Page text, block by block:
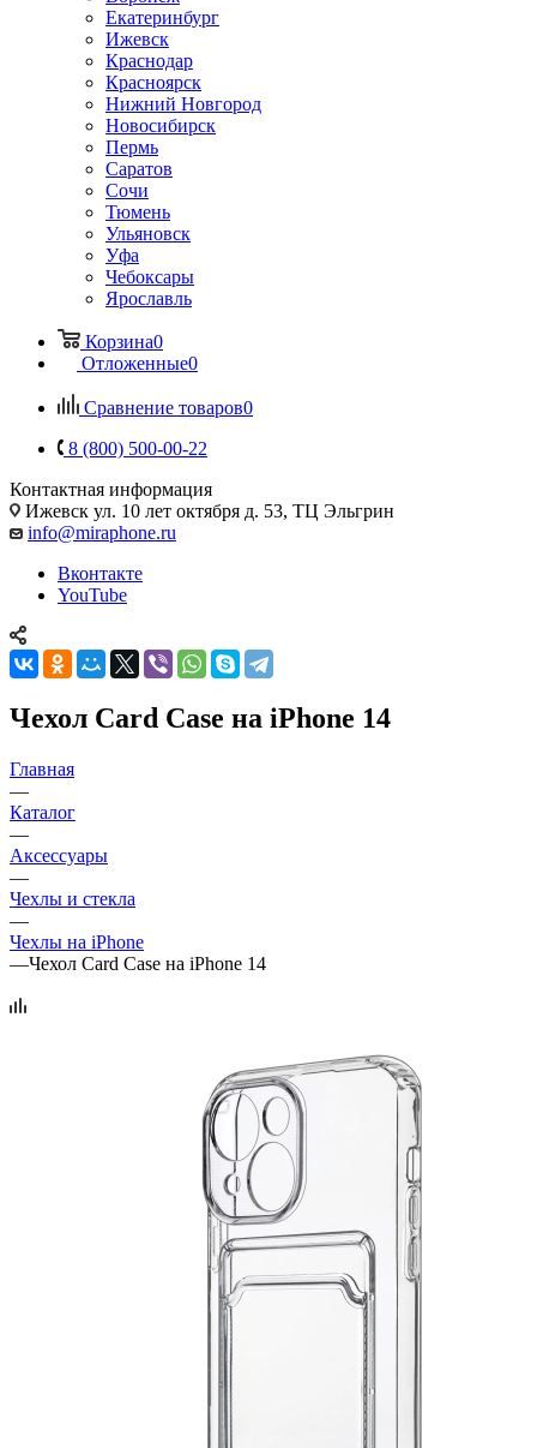
Екатеринбург
Ижевск
Краснодар
Красноярск
Нижний Новгород
Новосибирск
Пермь
Саратов
Сочи
Тюмень
Ульяновск
Уфа
Чебоксары
Ярославль
Корзина0
Отложенные0
Сравнение товаров0
8 (800) 500-00-22
Контактная информация
Ижевск ул. 10 лет октября д. 53, ТЦ Эльгрин
info@miraphone.ru
Вконтакте
YouTube
Чехол Card Case на iPhone 14
Главная
—
Каталог
—
Аксессуары
—
Чехлы и стекла
—
Чехлы на iPhone
—Чехол Card Case на iPhone 14